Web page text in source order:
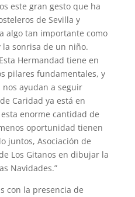
este gran gesto que ha
de Sevilla y
algo tan importante como
sonrisa de un niño.
Hermandad tiene en
pilares fundamentales, y
ayudan a seguir
Caridad ya está en
enorme cantidad de
oportunidad tienen
juntos, Asociación de
Los Gitanos en dibujar la
Navidades.”
con la presencia de